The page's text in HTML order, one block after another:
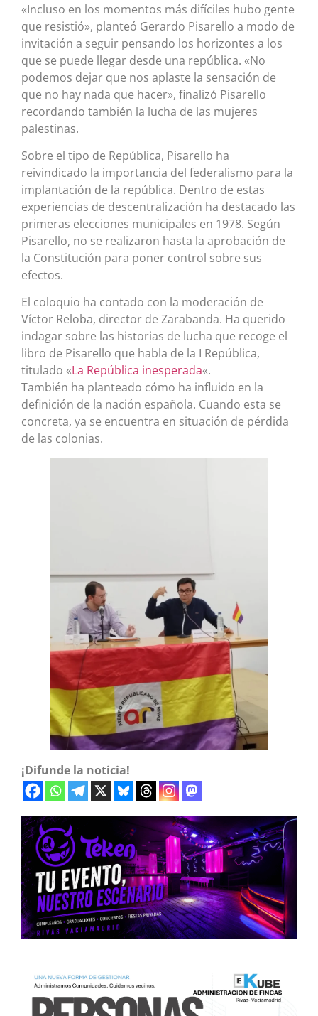
«Incluso en los momentos más difíciles hubo gente
que resistió», planteó Gerardo Pisarello a modo de
invitación a seguir pensando los horizontes a los
que se puede llegar desde una república. «No
podemos dejar que nos aplaste la sensación de
que no hay nada que hacer», finalizó Pisarello
recordando también la lucha de las mujeres
palestinas.
Sobre el tipo de República, Pisarello ha
reivindicado la importancia del federalismo para la
implantación de la república. Dentro de estas
experiencias de descentralización ha destacado las
primeras elecciones municipales en 1978. Según
Pisarello, no se realizaron hasta la aprobación de
la Constitución para poner control sobre sus
efectos.
El coloquio ha contado con la moderación de
Víctor Reloba, director de Zarabanda. Ha querido
indagar sobre las historias de lucha que recoge el
libro de Pisarello que habla de la I República,
titulado «La República inesperada«.
También ha planteado cómo ha influido en la
definición de la nación española. Cuando esta se
concreta, ya se encuentra en situación de pérdida
de las colonias.
¡Difunde la noticia!